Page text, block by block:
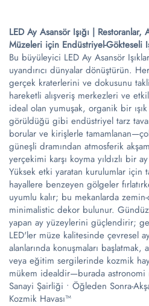
LED Ay Asansör Işığı |
Müzeleri için Endüstriyel-Gökteseli
Bu büyüleyici LED Ay Asansör
uyandırıcı dünyalar dönüştürün.
gerçek kraterlerini ve dokusunu
hareketli alışveriş merkezleri ve
ideal olan yumuşak, organik bir
görüldüğü gibi endüstriyel tarz
borular ve kirişlerle
güneşli dramından atmosferik
yerçekimi karşı koyma yıldızlı bir
Yüksek etki yaratan kurulumlar için
hayallere benzeyen gölgeler
uyumlu kalır; bu mekanlarda
minimalistic dekor bulunur.
yapan ay yüzeylerini güçlendirir;
LED'ler müze kalitesinde çevresel
alanlarında konuşmaları başlatmak,
veya eğitim sergilerinde kozmik
mükem idealdir—burada astronomi
Sanayi Şairliği • Öğleden Sonra-
Kozmik Havası™